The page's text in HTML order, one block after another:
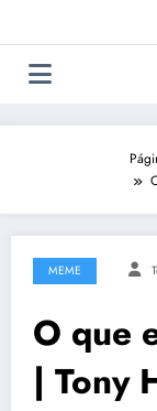
MEME
O que
| Tony